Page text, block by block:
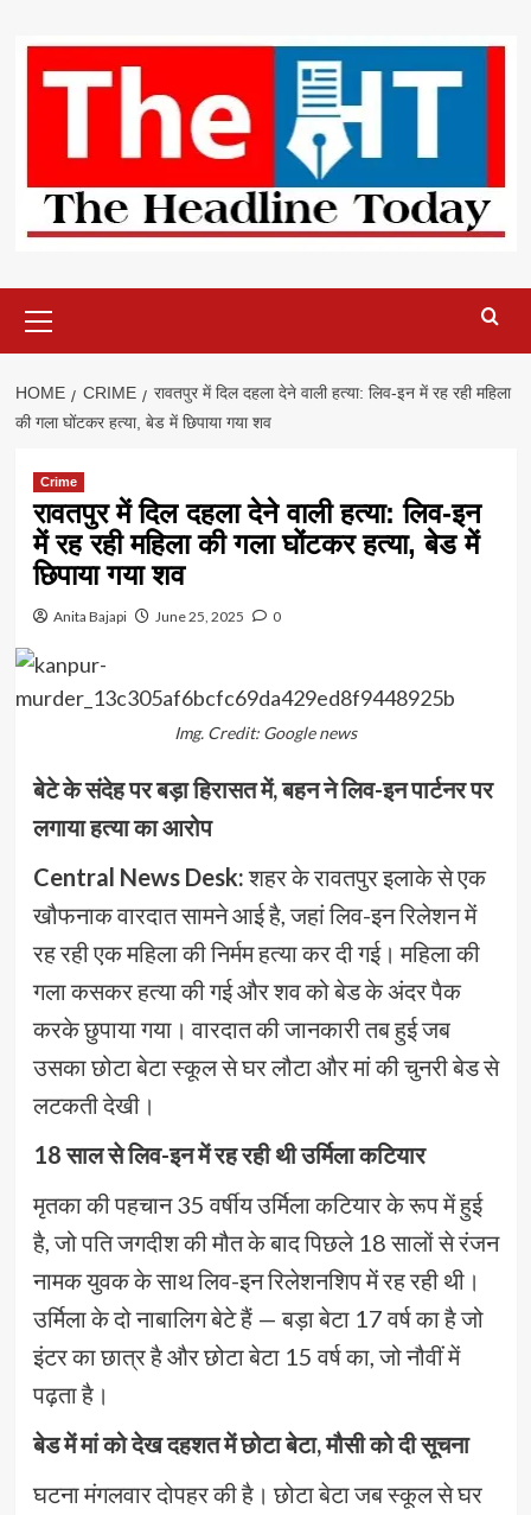
content
Menu
HOME CRIME
रावतपुर में दिल दहला देने वाली हत्या: लिव-इन में रह रही महिला
की गला घोंटकर हत्या, बेड में छिपाया गया शव
Crime
रावतपुर में दिल दहला देने वाली हत्या: लिव-इन
में रह रही महिला की गला घोंटकर हत्या, बेड में
छिपाया गया शव
Anita Bajapi June 25, 2025 0
Img. Credit: Google news
बेटे के संदेह पर बड़ा हिरासत में, बहन ने लिव-इन पार्टनर पर
लगाया हत्या का आरोप
Central News Desk:शहर के रावतपुर इलाके से एक
खौफनाक वारदात सामने आई है, जहां लिव-इन रिलेशन में
रह रही एक महिला की निर्मम हत्या कर दी गई। महिला की
गला कसकर हत्या की गई और शव को बेड के अंदर पैक
करके छुपाया गया। वारदात की जानकारी तब हुई जब
उसका छोटा बेटा स्कूल से घर लौटा और मां की चुनरी बेड से
लटकती देखी।
18 साल से लिव-इन में रह रही थी उर्मिला कटियार
मृतका की पहचान 35 वर्षीय उर्मिला कटियार के रूप में हुई
है, जो पति जगदीश की मौत के बाद पिछले 18 सालों से रंजन
नामक युवक के साथ लिव-इन रिलेशनशिप में रह रही थी।
उर्मिला के दो नाबालिग बेटे हैं — बड़ा बेटा 17 वर्ष का है जो
इंटर का छात्र है और छोटा बेटा 15 वर्ष का, जो नौवीं में
पढ़ता है।
बेड में मां को देख दहशत में छोटा बेटा, मौसी को दी सूचना
घटना मंगलवार दोपहर की है। छोटा बेटा जब स्कूल से घर